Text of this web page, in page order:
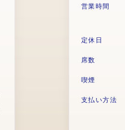
営業時間
定休日
席数
喫煙
支払い方法